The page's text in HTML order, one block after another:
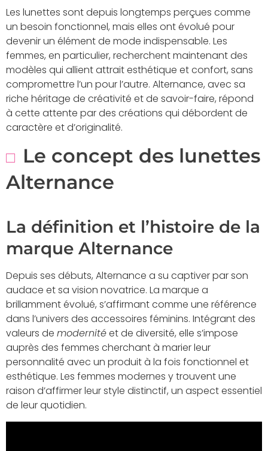
Les lunettes sont depuis longtemps perçues comme
un besoin fonctionnel, mais elles ont évolué pour
devenir un élément de mode indispensable. Les
femmes, en particulier, recherchent maintenant des
modèles qui allient attrait esthétique et confort, sans
compromettre l’un pour l’autre. Alternance, avec sa
riche héritage de créativité et de savoir-faire, répond
à cette attente par des créations qui débordent de
caractère et d’originalité.
Le concept des lunettes
Alternance
La définition et l’histoire de la
marque Alternance
Depuis ses débuts, Alternance a su captiver par son
audace et sa vision novatrice. La marque a
brillamment évolué, s’affirmant comme une référence
dans l’univers des accessoires féminins. Intégrant des
valeurs de modernitéet de diversité, elle s’impose
auprès des femmes cherchant à marier leur
personnalité avec un produit à la fois fonctionnel et
esthétique. Les femmes modernes y trouvent une
raison d’affirmer leur style distinctif, un aspect essentiel
de leur quotidien.